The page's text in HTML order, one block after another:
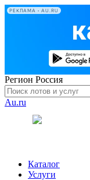
РЕКЛАМА • AU.RU
Регион Россия
Au.ru
Каталог
Услуги